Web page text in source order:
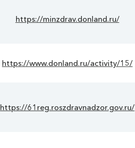
https://minzdrav.donland.ru/
https://www.donland.ru/activity/15/
https://61reg.roszdravnadzor.gov.ru/